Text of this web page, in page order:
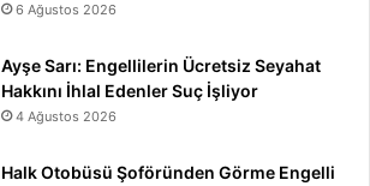
6 Ağustos 2026
Ayşe Sarı: Engellilerin Ücretsiz Seyahat
Hakkını İhlal Edenler Suç İşliyor
4 Ağustos 2026
Halk Otobüsü Şoföründen Görme Engelli